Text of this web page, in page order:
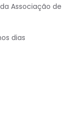
Associação de
dias